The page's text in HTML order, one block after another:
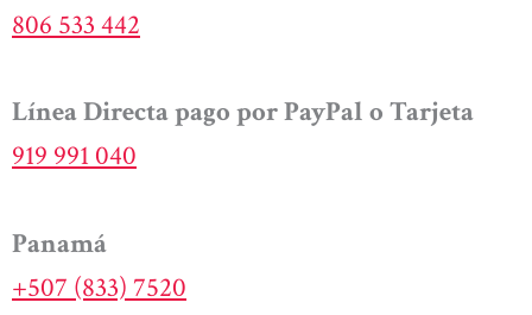
806 533 442
Línea Directa pago por PayPal o Tarjeta
919 991 040
Panamá
+507 (833) 7520